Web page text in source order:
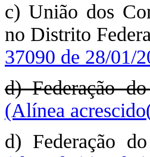
c) União dos
no Distrito
37090 de 28/01/
d) Federação
(Alínea
d) Federação